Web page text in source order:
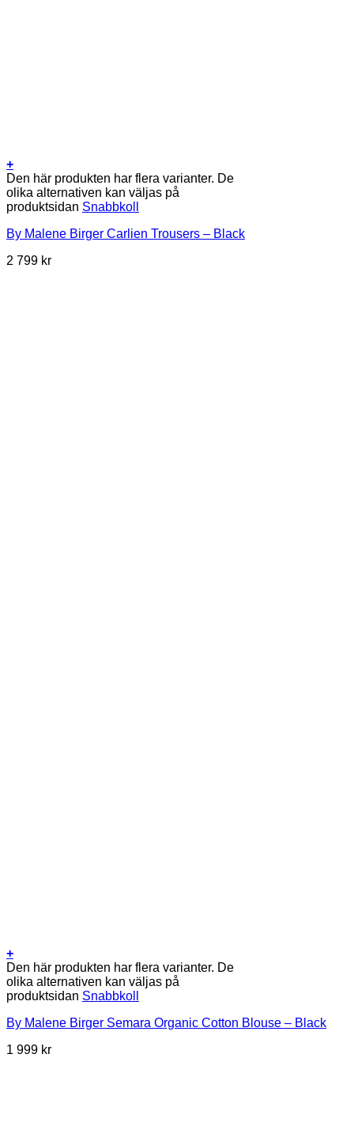
+
Den här produkten har flera varianter. De
olika alternativen kan väljas på
produktsidan Snabbkoll
By Malene Birger Carlien Trousers – Black
2 799 kr
+
Den här produkten har flera varianter. De
olika alternativen kan väljas på
produktsidan Snabbkoll
By Malene Birger Semara Organic Cotton Blouse – Black
1 999 kr